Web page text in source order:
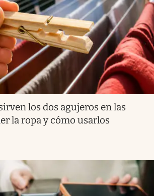
los dos agujeros en las
la ropa y cómo usarlos